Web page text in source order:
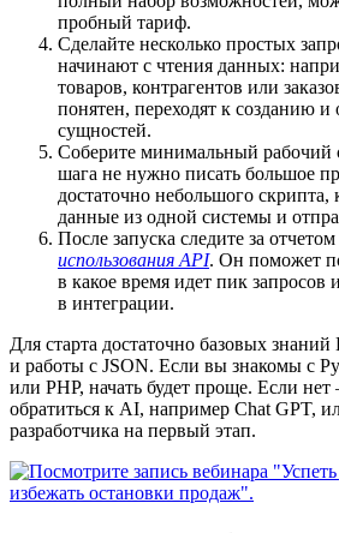
пробный тариф.
Сделайте несколько простых
начинают с чтения данных:
товаров, контрагентов или
понятен, переходят к созданию
сущностей.
Соберите минимальный рабочий
шага не нужно писать большое
достаточно небольшого скрипта,
данные из одной системы и
После запуска следите за отчетом
использования API. Он поможет
в какое время идет пик запросов
в интеграции.
Для старта достаточно базовых знаний
и работы с JSON. Если вы знакомы с
или PHP, начать будет проще. Если
обратиться к AI, например Chat GPT,
разработчика на первый этап.